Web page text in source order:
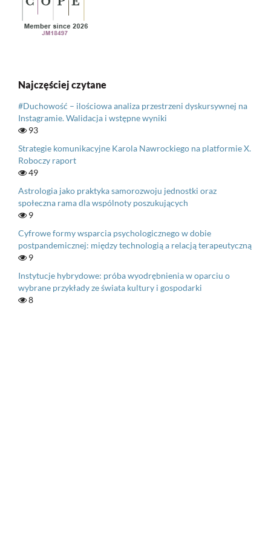
Najczęściej czytane
#Duchowość – ilościowa analiza przestrzeni dyskursywnej na
Instagramie. Walidacja i wstępne wyniki
93
Strategie komunikacyjne Karola Nawrockiego na platformie X.
Roboczy raport
49
Astrologia jako praktyka samorozwoju jednostki oraz
społeczna rama dla wspólnoty poszukujących
9
Cyfrowe formy wsparcia psychologicznego w dobie
postpandemicznej: między technologią a relacją terapeutyczną
9
Instytucje hybrydowe: próba wyodrębnienia w oparciu o
wybrane przykłady ze świata kultury i gospodarki
8